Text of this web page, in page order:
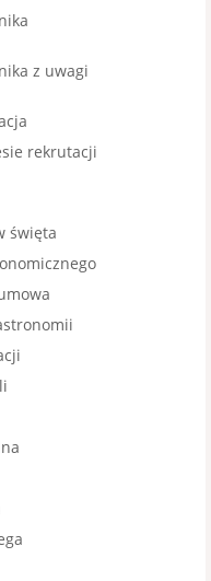
z uwagi
rekrutacji
święta